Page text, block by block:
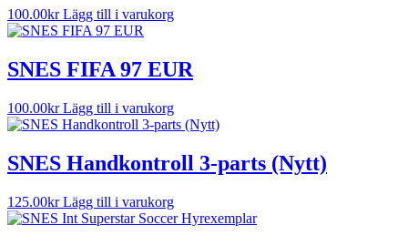
100.00kr Lägg till i varukorg
SNES FIFA 97 EUR
100.00kr Lägg till i varukorg
SNES Handkontroll 3-parts (Nytt)
125.00kr Lägg till i varukorg